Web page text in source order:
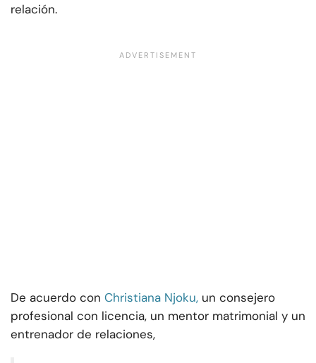
relación.
De acuerdo con Christiana Njoku, un consejero
profesional con licencia, un mentor matrimonial y un
entrenador de relaciones,